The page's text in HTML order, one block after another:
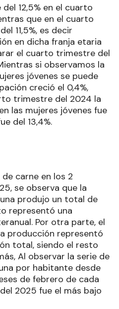
12,5% en el cuarto
que en el cuarto
11,5%, es decir
en dicha franja etaria
el cuarto trimestre del
si observamos la
jóvenes se puede
creció el 0,4%,
trimestre del 2024 la
las mujeres jóvenes fue
del 13,4%.
carne en los 2
se observa que la
produjo un total de
representó una
Por otra parte, el
producción representó
total, siendo el resto
Al observar la serie de
por habitante desde
de febrero de cada
2025 fue el más bajo